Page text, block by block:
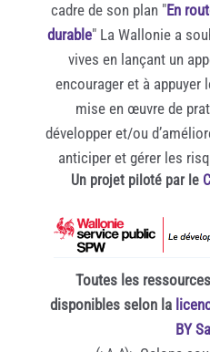
cadre de son plan "En
durable" La Wallonie a
vives en lançant un
encourager et à
mise en œuvre de
développer et/ou
anticiper et gérer les
Un projet piloté par le
Toutes les
disponibles selon la
BY